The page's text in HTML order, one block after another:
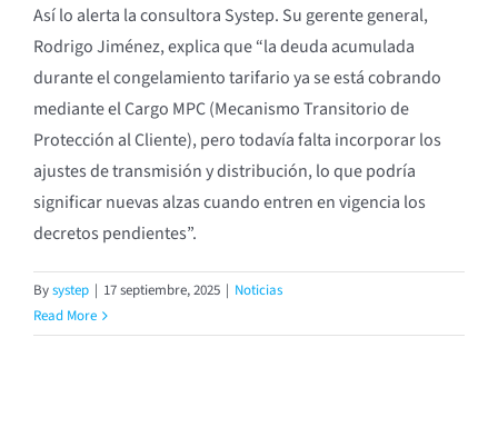
Así lo alerta la consultora Systep. Su gerente general,
Rodrigo Jiménez, explica que “la deuda acumulada
durante el congelamiento tarifario ya se está cobrando
mediante el Cargo MPC (Mecanismo Transitorio de
Protección al Cliente), pero todavía falta incorporar los
ajustes de transmisión y distribución, lo que podría
significar nuevas alzas cuando entren en vigencia los
decretos pendientes”.
Bysystep | 17 septiembre, 2025 | Noticias
Read More